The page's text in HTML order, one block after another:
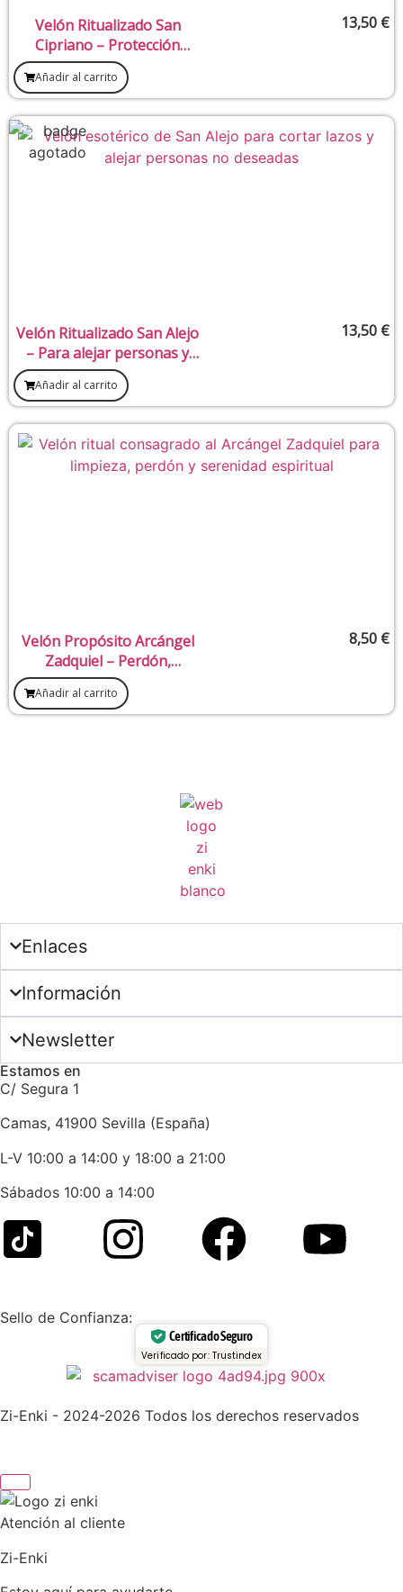
Velón Ritualizado San
Cipriano – Protección
contra enemigos y mal de
ojo
13,50 €
Añadir al carrito
Velón Ritualizado San Alejo
– Para alejar personas y
energías perturbadoras
13,50 €
Añadir al carrito
Velón Propósito Arcángel
Zadquiel – Perdón,
transmutación y sanación
emocional
8,50 €
Añadir al carrito
Enlaces
Información
Newsletter
Estamos en
C/ Segura 1
Camas, 41900 Sevilla (España)
L-V 10:00 a 14:00 y 18:00 a 21:00
Sábados 10:00 a 14:00
Sello de Confianza:
Certificado Seguro
Verificado por: Trustindex
Zi-Enki - 2024-2026 Todos los derechos reservados
Atención al cliente
Zi-Enki